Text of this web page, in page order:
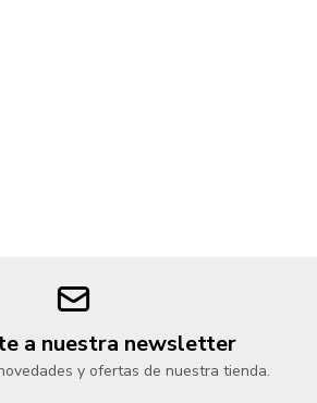
a nuestra newsletter
y ofertas de nuestra tienda.